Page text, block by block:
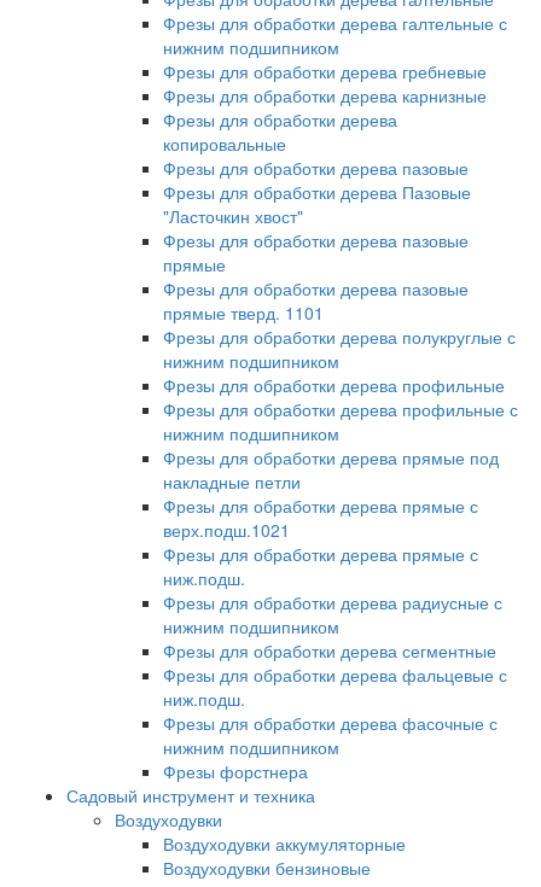
Фрезы для обработки дерева галтельные с
нижним подшипником
Фрезы для обработки дерева гребневые
Фрезы для обработки дерева карнизные
Фрезы для обработки дерева
копировальные
Фрезы для обработки дерева пазовые
Фрезы для обработки дерева Пазовые
"Ласточкин хвост"
Фрезы для обработки дерева пазовые
прямые
Фрезы для обработки дерева пазовые
прямые тверд. 1101
Фрезы для обработки дерева полукруглые с
нижним подшипником
Фрезы для обработки дерева профильные
Фрезы для обработки дерева профильные с
нижним подшипником
Фрезы для обработки дерева прямые под
накладные петли
Фрезы для обработки дерева прямые с
верх.подш.1021
Фрезы для обработки дерева прямые с
ниж.подш.
Фрезы для обработки дерева радиусные с
нижним подшипником
Фрезы для обработки дерева сегментные
Фрезы для обработки дерева фальцевые с
ниж.подш.
Фрезы для обработки дерева фасочные с
нижним подшипником
Фрезы форстнера
Садовый инструмент и техника
Воздуходувки
Воздуходувки аккумуляторные
Воздуходувки бензиновые